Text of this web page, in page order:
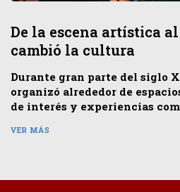
De la escena artística
cambió la cultura
Durante gran parte del siglo
organizó alrededor de
de interés y experiencias
VER MÁS